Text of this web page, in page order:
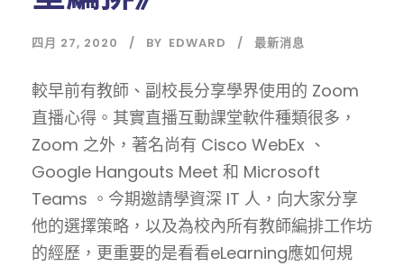
四月 27, 2020 BY EDWARD 最新消息
較早前有教師、副校長分享學界使用的 Zoom
直播心得。其實直播互動課堂軟件種類很多，
Zoom 之外，著名尚有 Cisco WebEx 、
Google Hangouts Meet 和 Microsoft
Teams 。今期邀請學資深 IT 人，向大家分享
他的選擇策略，以及為校內所有教師編排工作坊
的經歷，更重要的是看看eLearning應如何規